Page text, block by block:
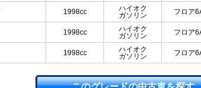
1998cc
ハイオク
ガソリン
フロア
1998cc
ハイオク
ガソリン
フロア
1998cc
ハイオク
ガソリン
フロア